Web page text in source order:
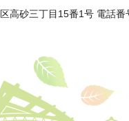
高砂三丁目15番1号 電話番